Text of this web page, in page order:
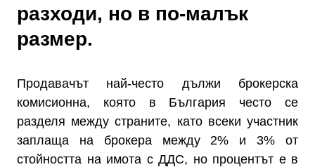
разходи, но в по-малък
размер.
Продавачът най-често дължи брокерска
комисионна, която в България често се
разделя между страните, като всеки участник
заплаща на брокера между 2% и 3% от
стойността на имота с ДДС, но процентът е в